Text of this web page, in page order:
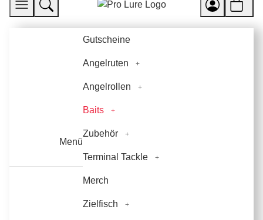
Menü
Gutscheine
Angelruten
Angelrollen
Baits
Zubehör
Terminal Tackle
Merch
Zielfisch